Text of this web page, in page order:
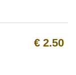
€ 2.50